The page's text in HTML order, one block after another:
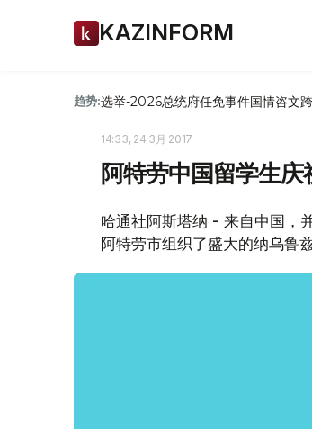
KAZINFORM
趋势:选举-2026总统府任免事件国情咨文
14:33, 24 3月 2017
阿特劳中国留学生
哈通社阿斯塔纳 - 来自中国，
阿特劳市组织了盛大的纳乌鲁